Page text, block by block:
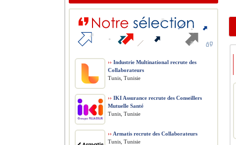
›› Industrie Multinational recrute des
Collaborateurs
Tunis, Tunisie
›› IKI Assurance recrute des Conseillers
Mutuelle Santé
Tunis, Tunisie
›› Armatis recrute des Collaborateurs
Tunis, Tunisie